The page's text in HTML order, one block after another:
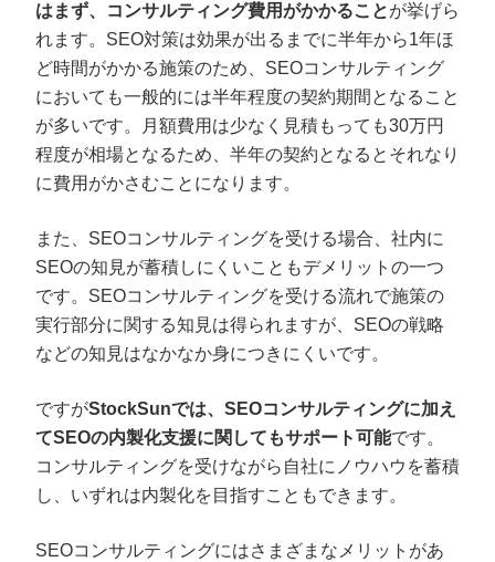
はまず、コンサルティング費用がかかることが挙げら
れます。SEO対策は効果が出るまでに半年から1年ほ
ど時間がかかる施策のため、SEOコンサルティング
においても一般的には半年程度の契約期間となること
が多いです。月額費用は少なく見積もっても30万円
程度が相場となるため、半年の契約となるとそれなり
に費用がかさむことになります。
また、SEOコンサルティングを受ける場合、社内に
SEOの知見が蓄積しにくいこともデメリットの一つ
です。SEOコンサルティングを受ける流れで施策の
実行部分に関する知見は得られますが、SEOの戦略
などの知見はなかなか身につきにくいです。
ですがStockSunでは、SEOコンサルティングに加え
てSEOの内製化支援に関してもサポート可能です。
コンサルティングを受けながら自社にノウハウを蓄積
し、いずれは内製化を目指すこともできます。
SEOコンサルティングにはさまざまなメリットがあ